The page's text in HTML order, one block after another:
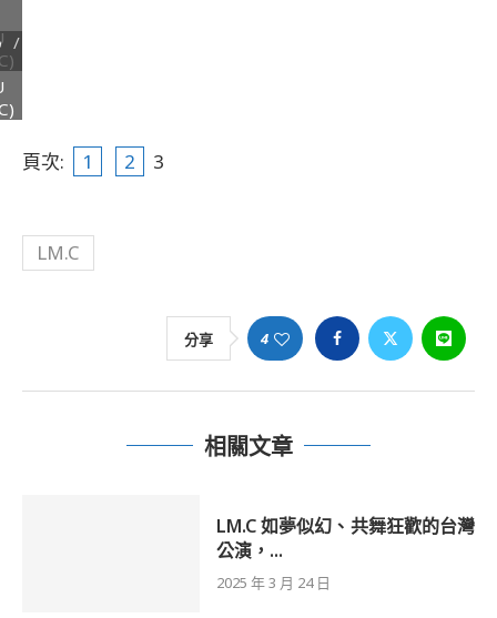
/
頁次: 1 2 3
LM.C
分享 4
相關文章
LM.C 如夢似幻、共舞狂歡的台灣
公演，...
2025 年 3 月 24 日